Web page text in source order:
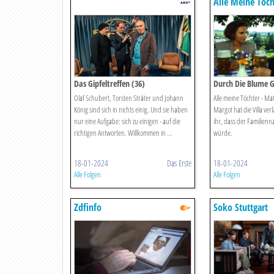
Das Gipfeltreffen (36)
Olaf Schubert, Torsten Sträter und Johann
König sind sich in nichts einig. Und sie haben
nur eine Aufgabe: sich zu einigen - auf die
richtigen Antworten. Willkommen in ...
18-01-2024 Das Erste
Alle Folgen
Durch Die Blume
Alle meine Töchter -
Margot hat die Villa
ihr, dass der
würde.
18-01-2024
Alle Folgen
Zdfinfo Soko Stuttgart